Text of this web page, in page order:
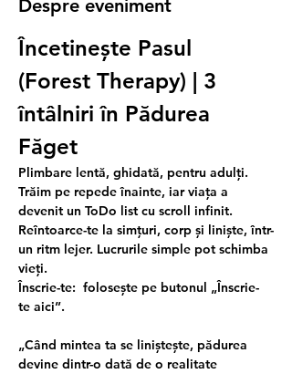
Despre eveniment
Încetinește Pasul
(Forest Therapy) | 3
întâlniri în Pădurea
Făget
Plimbare lentă, ghidată, pentru adulți.
Trăim pe repede înainte, iar viața a
devenit un ToDo list cu scroll infinit.
Reîntoarce-te la simțuri, corp și liniște, într-
un ritm lejer. Lucrurile simple pot schimba
vieți.
Înscrie-te: folosește pe butonul „Înscrie-
te aici”.
„Când mintea ta se liniștește, pădurea
devine dintr-o dată de o realitate